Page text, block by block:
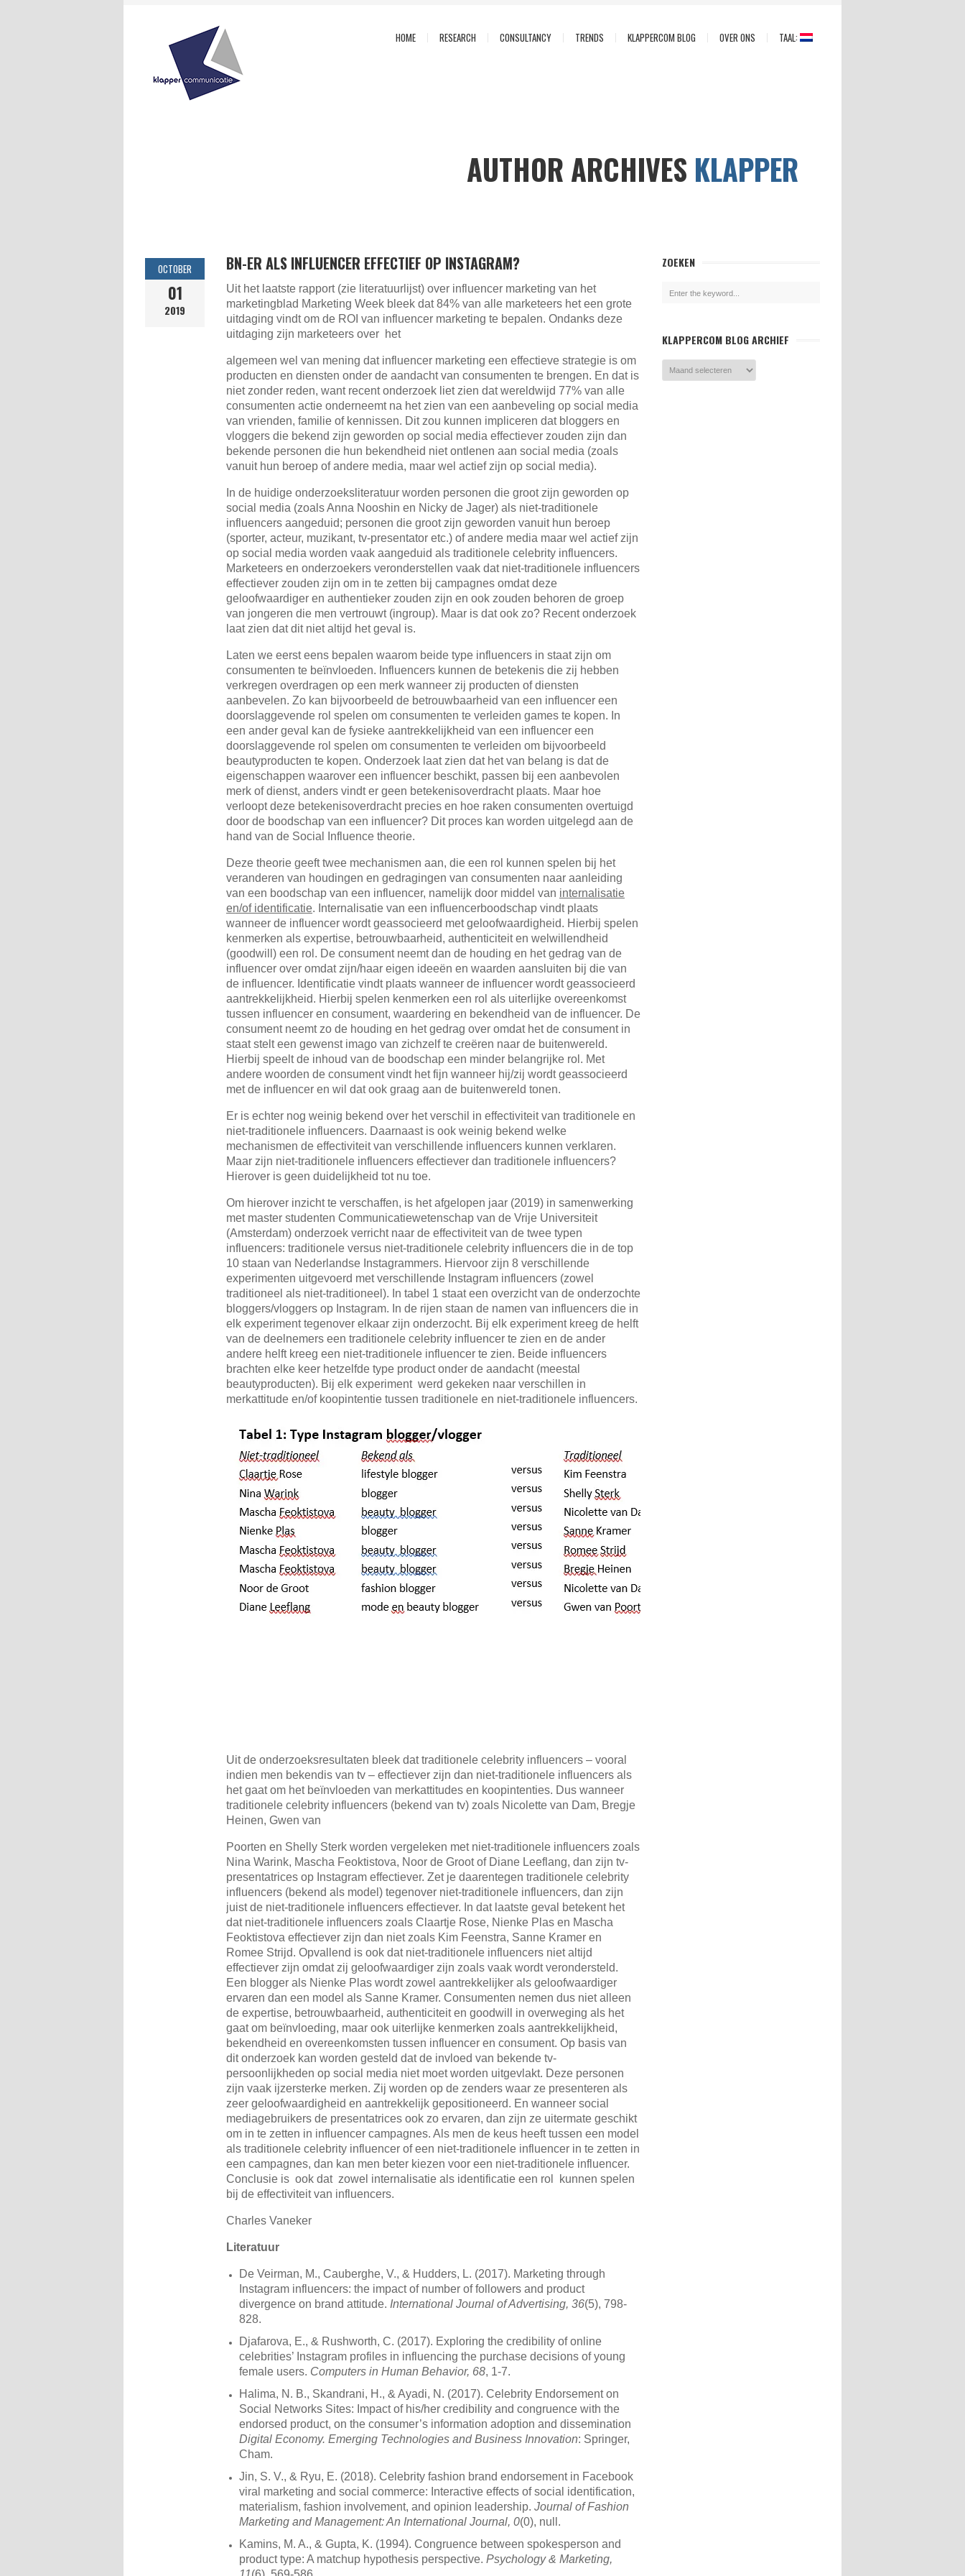
HOME RESEARCH CONSULTANCY TRENDS KLAPPERCOM BLOG OVER ONS TAAL:
AUTHOR ARCHIVES KLAPPER
OCTOBER
01
2019
BN-ER ALS INFLUENCER EFFECTIEF OP INSTAGRAM?
Uit het laatste rapport (zie literatuurlijst) over influencer marketing van het
marketingblad Marketing Week bleek dat 84% van alle marketeers het een grote
uitdaging vindt om de ROI van influencer marketing te bepalen. Ondanks deze
uitdaging zijn marketeers over het
algemeen wel van mening dat influencer marketing een effectieve strategie is om
producten en diensten onder de aandacht van consumenten te brengen. En dat is
niet zonder reden, want recent onderzoek liet zien dat wereldwijd 77% van alle
consumenten actie onderneemt na het zien van een aanbeveling op social media
van vrienden, familie of kennissen. Dit zou kunnen impliceren dat bloggers en
vloggers die bekend zijn geworden op social media effectiever zouden zijn dan
bekende personen die hun bekendheid niet ontlenen aan social media (zoals
vanuit hun beroep of andere media, maar wel actief zijn op social media).
In de huidige onderzoeksliteratuur worden personen die groot zijn geworden op
social media (zoals Anna Nooshin en Nicky de Jager) als niet-traditionele
influencers aangeduid; personen die groot zijn geworden vanuit hun beroep
(sporter, acteur, muzikant, tv-presentator etc.) of andere media maar wel actief zijn
op social media worden vaak aangeduid als traditionele celebrity influencers.
Marketeers en onderzoekers veronderstellen vaak dat niet-traditionele influencers
effectiever zouden zijn om in te zetten bij campagnes omdat deze
geloofwaardiger en authentieker zouden zijn en ook zouden behoren de groep
van jongeren die men vertrouwt (ingroup). Maar is dat ook zo? Recent onderzoek
laat zien dat dit niet altijd het geval is.
Laten we eerst eens bepalen waarom beide type influencers in staat zijn om
consumenten te beïnvloeden. Influencers kunnen de betekenis die zij hebben
verkregen overdragen op een merk wanneer zij producten of diensten
aanbevelen. Zo kan bijvoorbeeld de betrouwbaarheid van een influencer een
doorslaggevende rol spelen om consumenten te verleiden games te kopen. In
een ander geval kan de fysieke aantrekkelijkheid van een influencer een
doorslaggevende rol spelen om consumenten te verleiden om bijvoorbeeld
beautyproducten te kopen. Onderzoek laat zien dat het van belang is dat de
eigenschappen waarover een influencer beschikt, passen bij een aanbevolen
merk of dienst, anders vindt er geen betekenisoverdracht plaats. Maar hoe
verloopt deze betekenisoverdracht precies en hoe raken consumenten overtuigd
door de boodschap van een influencer? Dit proces kan worden uitgelegd aan de
hand van de Social Influence theorie.
Deze theorie geeft twee mechanismen aan, die een rol kunnen spelen bij het
veranderen van houdingen en gedragingen van consumenten naar aanleiding
van een boodschap van een influencer, namelijk door middel van internalisatie
en/of identificatie. Internalisatie van een influencerboodschap vindt plaats
wanneer de influencer wordt geassocieerd met geloofwaardigheid. Hierbij spelen
kenmerken als expertise, betrouwbaarheid, authenticiteit en welwillendheid
(goodwill) een rol. De consument neemt dan de houding en het gedrag van de
influencer over omdat zijn/haar eigen ideeën en waarden aansluiten bij die van
de influencer. Identificatie vindt plaats wanneer de influencer wordt geassocieerd
aantrekkelijkheid. Hierbij spelen kenmerken een rol als uiterlijke overeenkomst
tussen influencer en consument, waardering en bekendheid van de influencer. De
consument neemt zo de houding en het gedrag over omdat het de consument in
staat stelt een gewenst imago van zichzelf te creëren naar de buitenwereld.
Hierbij speelt de inhoud van de boodschap een minder belangrijke rol. Met
andere woorden de consument vindt het fijn wanneer hij/zij wordt geassocieerd
met de influencer en wil dat ook graag aan de buitenwereld tonen.
Er is echter nog weinig bekend over het verschil in effectiviteit van traditionele en
niet-traditionele influencers. Daarnaast is ook weinig bekend welke
mechanismen de effectiviteit van verschillende influencers kunnen verklaren.
Maar zijn niet-traditionele influencers effectiever dan traditionele influencers?
Hierover is geen duidelijkheid tot nu toe.
Om hierover inzicht te verschaffen, is het afgelopen jaar (2019) in samenwerking
met master studenten Communicatiewetenschap van de Vrije Universiteit
(Amsterdam) onderzoek verricht naar de effectiviteit van de twee typen
influencers: traditionele versus niet-traditionele celebrity influencers die in de top
10 staan van Nederlandse Instagrammers. Hiervoor zijn 8 verschillende
experimenten uitgevoerd met verschillende Instagram influencers (zowel
traditioneel als niet-traditioneel). In tabel 1 staat een overzicht van de onderzochte
bloggers/vloggers op Instagram. In de rijen staan de namen van influencers die in
elk experiment tegenover elkaar zijn onderzocht. Bij elk experiment kreeg de helft
van de deelnemers een traditionele celebrity influencer te zien en de ander
andere helft kreeg een niet-traditionele influencer te zien. Beide influencers
brachten elke keer hetzelfde type product onder de aandacht (meestal
beautyproducten). Bij elk experiment werd gekeken naar verschillen in
merkattitude en/of koopintentie tussen traditionele en niet-traditionele influencers.
Uit de onderzoeksresultaten bleek dat traditionele celebrity influencers – vooral
indien men bekendis van tv – effectiever zijn dan niet-traditionele influencers als
het gaat om het beïnvloeden van merkattitudes en koopintenties. Dus wanneer
traditionele celebrity influencers (bekend van tv) zoals Nicolette van Dam, Bregje
Heinen, Gwen van
Poorten en Shelly Sterk worden vergeleken met niet-traditionele influencers zoals
Nina Warink, Mascha Feoktistova, Noor de Groot of Diane Leeflang, dan zijn tv-
presentatrices op Instagram effectiever. Zet je daarentegen traditionele celebrity
influencers (bekend als model) tegenover niet-traditionele influencers, dan zijn
juist de niet-traditionele influencers effectiever. In dat laatste geval betekent het
dat niet-traditionele influencers zoals Claartje Rose, Nienke Plas en Mascha
Feoktistova effectiever zijn dan niet zoals Kim Feenstra, Sanne Kramer en
Romee Strijd. Opvallend is ook dat niet-traditionele influencers niet altijd
effectiever zijn omdat zij geloofwaardiger zijn zoals vaak wordt verondersteld.
Een blogger als Nienke Plas wordt zowel aantrekkelijker als geloofwaardiger
ervaren dan een model als Sanne Kramer. Consumenten nemen dus niet alleen
de expertise, betrouwbaarheid, authenticiteit en goodwill in overweging als het
gaat om beïnvloeding, maar ook uiterlijke kenmerken zoals aantrekkelijkheid,
bekendheid en overeenkomsten tussen influencer en consument. Op basis van
dit onderzoek kan worden gesteld dat de invloed van bekende tv-
persoonlijkheden op social media niet moet worden uitgevlakt. Deze personen
zijn vaak ijzersterke merken. Zij worden op de zenders waar ze presenteren als
zeer geloofwaardigheid en aantrekkelijk gepositioneerd. En wanneer social
mediagebruikers de presentatrices ook zo ervaren, dan zijn ze uitermate geschikt
om in te zetten in influencer campagnes. Als men de keus heeft tussen een model
als traditionele celebrity influencer of een niet-traditionele influencer in te zetten in
een campagnes, dan kan men beter kiezen voor een niet-traditionele influencer.
Conclusie is ook dat zowel internalisatie als identificatie een rol kunnen spelen
bij de effectiviteit van influencers.
Charles Vaneker
Literatuur
De Veirman, M., Cauberghe, V., & Hudders, L. (2017). Marketing through
Instagram influencers: the impact of number of followers and product
divergence on brand attitude. International Journal of Advertising, 36(5), 798-
828.
Djafarova, E., & Rushworth, C. (2017). Exploring the credibility of online
celebrities’ Instagram profiles in influencing the purchase decisions of young
female users. Computers in Human Behavior, 68, 1-7.
Halima, N. B., Skandrani, H., & Ayadi, N. (2017). Celebrity Endorsement on
Social Networks Sites: Impact of his/her credibility and congruence with the
endorsed product, on the consumer’s information adoption and dissemination
Digital Economy. Emerging Technologies and Business Innovation: Springer,
Cham.
Jin, S. V., & Ryu, E. (2018). Celebrity fashion brand endorsement in Facebook
viral marketing and social commerce: Interactive effects of social identification,
materialism, fashion involvement, and opinion leadership. Journal of Fashion
Marketing and Management: An International Journal, 0(0), null.
Kamins, M. A., & Gupta, K. (1994). Congruence between spokesperson and
product type: A matchup hypothesis perspective. Psychology & Marketing,
ZOEKEN
KLAPPERCOM BLOG ARCHIEF